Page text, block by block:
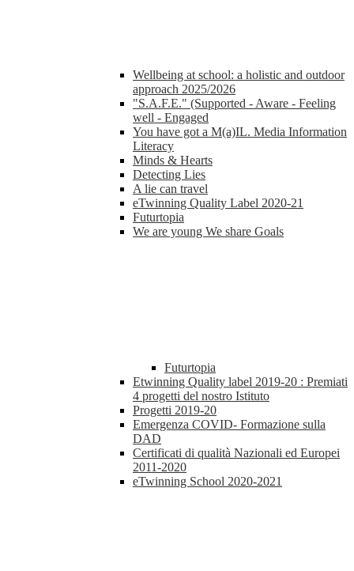
Wellbeing at school: a holistic and outdoor
approach 2025/2026
"S.A.F.E." (Supported - Aware - Feeling
well - Engaged
You have got a M(a)IL. Media Information
Literacy
Minds & Hearts
Detecting Lies
A lie can travel
eTwinning Quality Label 2020-21
Futurtopia
We are young We share Goals
Futurtopia
Etwinning Quality label 2019-20 : Premiati
4 progetti del nostro Istituto
Progetti 2019-20
Emergenza COVID- Formazione sulla
DAD
Certificati di qualità Nazionali ed Europei
2011-2020
eTwinning School 2020-2021